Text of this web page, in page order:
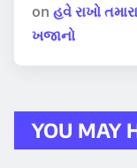
on હવે રાખો
ખજાનો
YOU MAY